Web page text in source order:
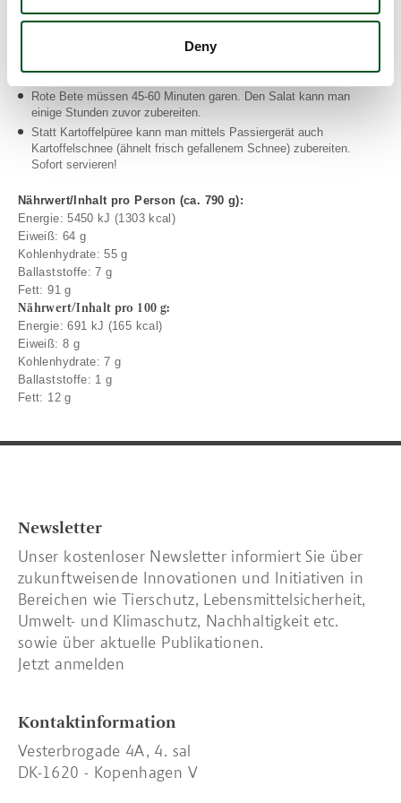
Deny
Schwarte eventuell am Vortag zubereiten und vor dem Servieren
als andere Zwiebeln.
Rote Bete müssen 45-60 Minuten garen. Den Salat kann man
einige Stunden zuvor zubereiten.
Statt Kartoffelpüree kann man mittels Passiergerät auch
Kartoffelschnee (ähnelt frisch gefallenem Schnee) zubereiten.
Sofort servieren!
Nährwert/Inhalt pro Person (ca. 790 g):
Energie: 5450 kJ (1303 kcal)
Eiweiß: 64 g
Kohlenhydrate: 55 g
Ballaststoffe: 7 g
Fett: 91 g
Nährwert/Inhalt pro 100 g:
Energie: 691 kJ (165 kcal)
Eiweiß: 8 g
Kohlenhydrate: 7 g
Ballaststoffe: 1 g
Fett: 12 g
Newsletter
Unser kostenloser Newsletter informiert Sie über
zukunftweisende Innovationen und Initiativen in
Bereichen wie Tierschutz, Lebensmittelsicherheit,
Umwelt- und Klimaschutz, Nachhaltigkeit etc.
sowie über aktuelle Publikationen.
Jetzt anmelden
Kontaktinformation
Vesterbrogade 4A, 4. sal
DK-1620 - Kopenhagen V